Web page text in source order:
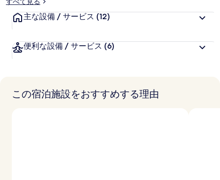
主な設備 / サービス (12)
便利な設備 / サービス (6)
この宿泊施設をおすすめする理由